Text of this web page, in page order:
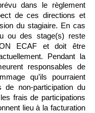
dans le règlement
de ces directions et
du stagiaire. En cas
ou des stage(s) reste
ECAF et doit être
Pendant la
responsables de
qu’ils pourraient
non-participation du
frais de participations
lieu à la facturation